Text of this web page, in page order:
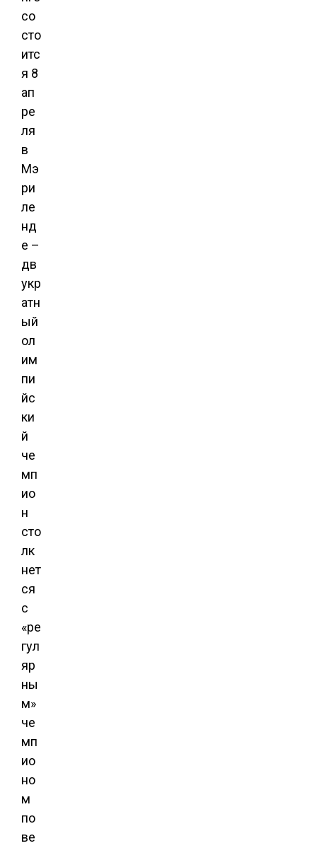
со
сто
итс
я 8
ап
ре
ля
в
Мэ
ри
ле
нд
е –
дв
укр
атн
ый
ол
им
пи
йс
ки
й
че
мп
ио
н
сто
лк
нет
ся
с
«ре
гул
яр
ны
м»
че
мп
ио
но
м
по
ве